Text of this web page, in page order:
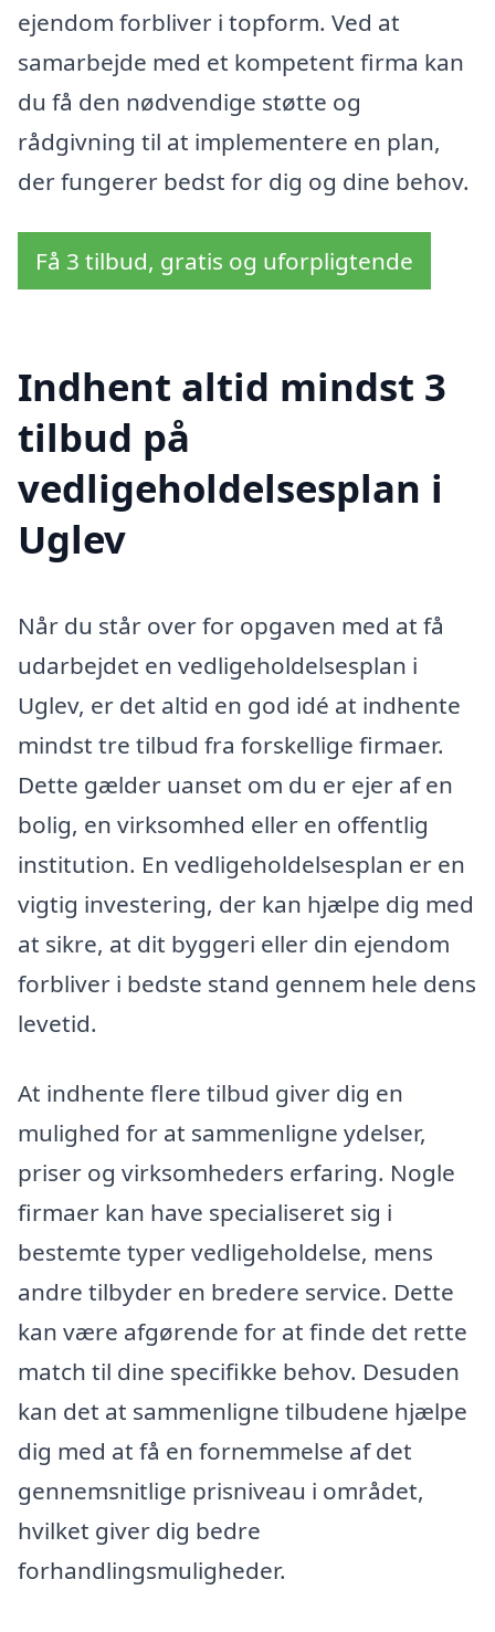
ejendom forbliver i topform. Ved at
samarbejde med et kompetent firma kan
du få den nødvendige støtte og
rådgivning til at implementere en plan,
der fungerer bedst for dig og dine behov.
Få 3 tilbud, gratis og uforpligtende
Indhent altid mindst 3
tilbud på
vedligeholdelsesplan i
Uglev
Når du står over for opgaven med at få
udarbejdet en vedligeholdelsesplan i
Uglev, er det altid en god idé at indhente
mindst tre tilbud fra forskellige firmaer.
Dette gælder uanset om du er ejer af en
bolig, en virksomhed eller en offentlig
institution. En vedligeholdelsesplan er en
vigtig investering, der kan hjælpe dig med
at sikre, at dit byggeri eller din ejendom
forbliver i bedste stand gennem hele dens
levetid.
At indhente flere tilbud giver dig en
mulighed for at sammenligne ydelser,
priser og virksomheders erfaring. Nogle
firmaer kan have specialiseret sig i
bestemte typer vedligeholdelse, mens
andre tilbyder en bredere service. Dette
kan være afgørende for at finde det rette
match til dine specifikke behov. Desuden
kan det at sammenligne tilbudene hjælpe
dig med at få en fornemmelse af det
gennemsnitlige prisniveau i området,
hvilket giver dig bedre
forhandlingsmuligheder.